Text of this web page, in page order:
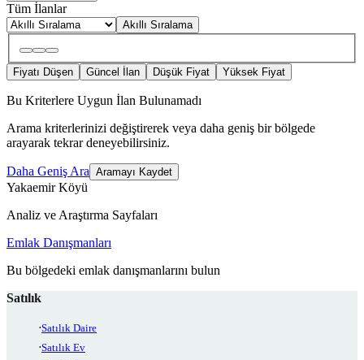
Tüm İlanlar
Akıllı Sıralama
Fiyatı Düşen Güncel İlan Düşük Fiyat Yüksek Fiyat
Bu Kriterlere Uygun İlan Bulunamadı
Arama kriterlerinizi değiştirerek veya daha geniş bir bölgede
arayarak tekrar deneyebilirsiniz.
Daha Geniş Ara Aramayı Kaydet
Yakaemir Köyü
Analiz ve Araştırma Sayfaları
Emlak Danışmanları
Bu bölgedeki emlak danışmanlarını bulun
Satılık
Satılık Daire
Satılık Ev